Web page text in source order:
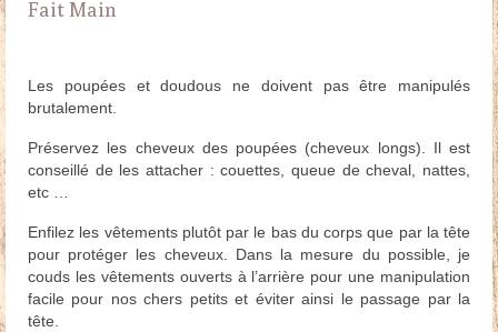
Blog
Contact
Fait Main
Les poupées et doudous ne doivent pas être manipulés
brutalement.
Préservez les cheveux des poupées (cheveux longs). Il est
conseillé de les attacher : couettes, queue de cheval, nattes,
etc …
Enfilez les vêtements plutôt par le bas du corps que par la tête
pour protéger les cheveux. Dans la mesure du possible, je
couds les vêtements ouverts à l’arrière pour une manipulation
facile pour nos chers petits et éviter ainsi le passage par la
tête.